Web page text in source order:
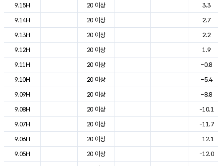
9.15H
20 이상
3.3
9.14H
20 이상
2.7
9.13H
20 이상
2.2
9.12H
20 이상
1.9
9.11H
20 이상
-0.8
9.10H
20 이상
-5.4
9.09H
20 이상
-8.8
9.08H
20 이상
-10.1
9.07H
20 이상
-11.7
9.06H
20 이상
-12.1
9.05H
20 이상
-12.0